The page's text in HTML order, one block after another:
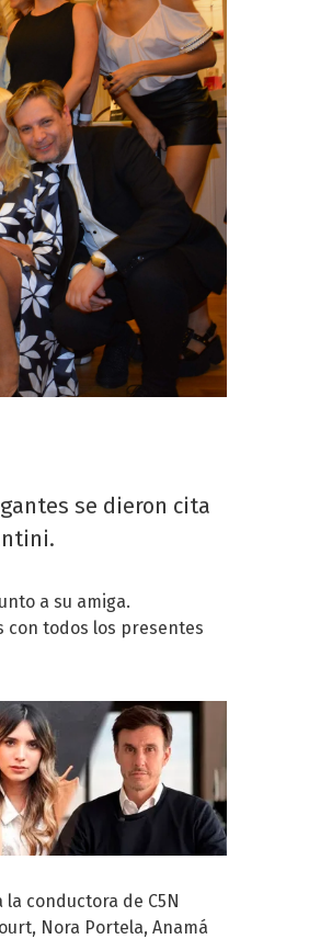
se dieron cita
a su amiga.
con todos los presentes
conductora de C5N
Nora Portela, Anamá